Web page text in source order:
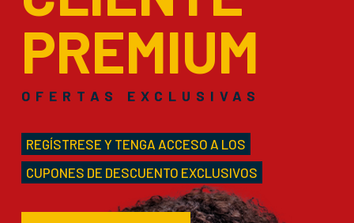
PREMIUM
OFERTAS EXCLUSIVAS
REGÍSTRESE Y TENGA ACCESO A LOS
CUPONES DE DESCUENTO EXCLUSIVOS